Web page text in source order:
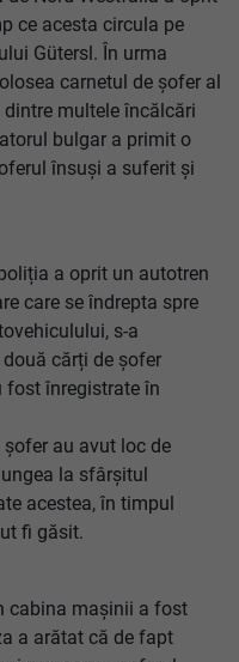
ce acesta circula pe
Gütersl. În urma
carnetul de șofer al
multele încălcări
bulgar a primit o
însuși a suferit și
a oprit un autotren
care se îndrepta spre
s-a
cărți de șofer
fost înregistrate în
au avut loc de
la sfârșitul
acestea, în timpul
fi găsit.
cabina mașinii a fost
a arătat că de fapt